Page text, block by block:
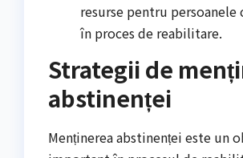
resurse pentru persoanele
în proces de reabilitare.
Strategii de
abstinenței
Menținerea abstinenței este un